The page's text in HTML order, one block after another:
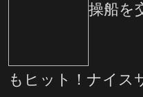
操船を
もヒット！ナイス